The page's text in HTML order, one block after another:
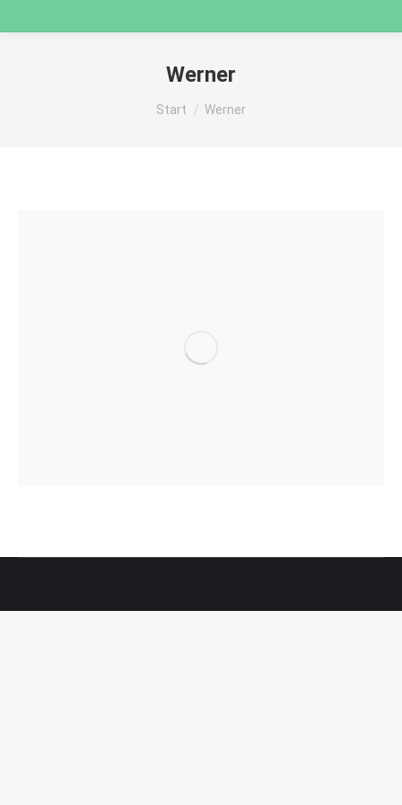
Werner
Sie befinden sich hier:
Start Werner